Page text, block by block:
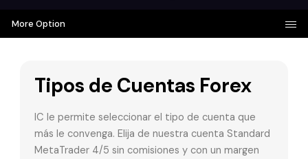
More Option
Tipos de Cuentas Forex
IC le permite seleccionar el tipo de cuenta que
más le convenga. Elija de nuestra cuenta Standard
MetaTrader 4/5 sin comisiones y con un margen